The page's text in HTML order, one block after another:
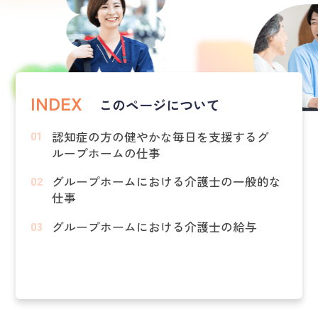
INDEX このページについて
認知症の方の健やかな毎日を支援するグ
ループホームの仕事
グループホームにおける介護士の一般的な
仕事
グループホームにおける介護士の給与